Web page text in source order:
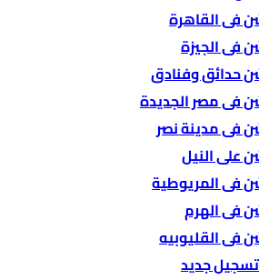
فى القاهرة
فى الجيزة
حدائق وفنادق
فى مصر الجديدة
فى مدينة نصر
على النيل
فى المريوطية
فى الهرم
فى القليوبيه
جديد